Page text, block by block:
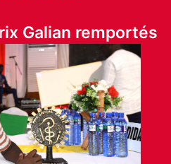
Galian remportés